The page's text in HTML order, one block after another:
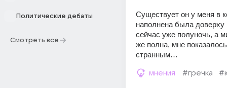
Политические дебаты
Смотреть все
Существует он у меня в
наполнена была доверху
сейчас уже полуночь, а
же полна, мне
странным…
мнения #гречка